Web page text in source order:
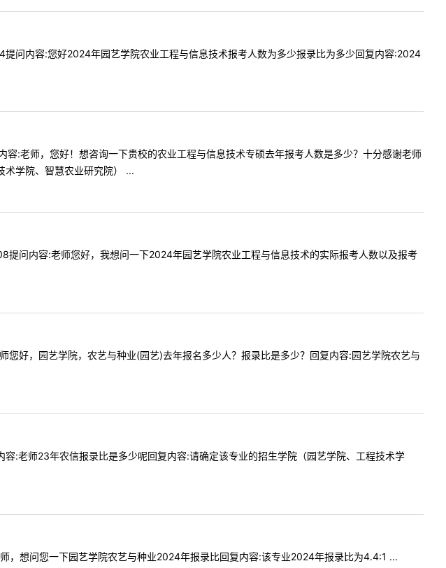
问内容:您好2024年园艺学院农业工程与信息技术报考人数为多少报录比为多少回复内容:2024
老师，您好！想咨询一下贵校的农业工程与信息技术专硕去年报考人数是多少？十分感谢老师
术学院、智慧农业研究院） ...
问内容:老师您好，我想问一下2024年园艺学院农业工程与信息技术的实际报考人数以及报考
好，园艺学院，农艺与种业(园艺)去年报名多少人？报录比是多少？回复内容:园艺学院农艺与
老师23年农信报录比是多少呢回复内容:请确定该专业的招生学院（园艺学院、工程技术学
想问您一下园艺学院农艺与种业2024年报录比回复内容:该专业2024年报录比为4.4:1 ...